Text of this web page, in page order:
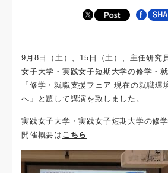
9月8日（土）、15日（土）、主任研究
女子大学・実践女子短期大学の修学・
「修学・就職支援フェア 現在の就職環
へ」と題して講演を致しました。
実践女子大学・実践女子短期大学の修
開催概要は こちら